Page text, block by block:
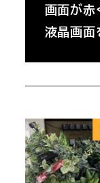
画面が
液晶画